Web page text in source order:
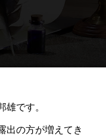
雄です。
出の方が増えてき